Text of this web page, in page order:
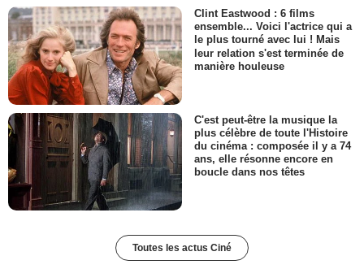
Clint Eastwood : 6 films
ensemble... Voici l'actrice qui a
le plus tourné avec lui ! Mais
leur relation s'est terminée de
manière houleuse
C'est peut-être la musique la
plus célèbre de toute l'Histoire
du cinéma : composée il y a 74
ans, elle résonne encore en
boucle dans nos têtes
Toutes les actus Ciné